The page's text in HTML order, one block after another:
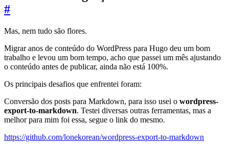
#
Mas, nem tudo são flores.
Migrar anos de conteúdo do WordPress para Hugo deu um bom
trabalho e levou um bom tempo, acho que passei um mês ajustando
o conteúdo antes de publicar, ainda não está 100%.
Os principais desafios que enfrentei foram:
Conversão dos posts para Markdown, para isso usei o wordpress-
export-to-markdown. Testei diversas outras ferramentas, mas a
melhor para mim foi essa, segue o link do mesmo.
https://github.com/lonekorean/wordpress-export-to-markdown